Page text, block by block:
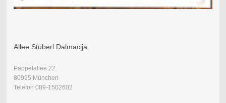
Allee Stüberl Dalmacija
Pappelallee 22
80995 München
Telefon 089-1502602